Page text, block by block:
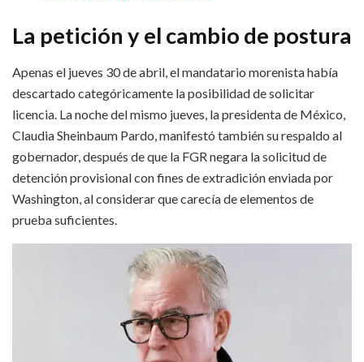
La petición y el cambio de postura
Apenas el jueves 30 de abril, el mandatario morenista había
descartado categóricamente la posibilidad de solicitar
licencia. La noche del mismo jueves, la presidenta de México,
Claudia Sheinbaum Pardo, manifestó también su respaldo al
gobernador, después de que la FGR negara la solicitud de
detención provisional con fines de extradición enviada por
Washington, al considerar que carecía de elementos de
prueba suficientes.